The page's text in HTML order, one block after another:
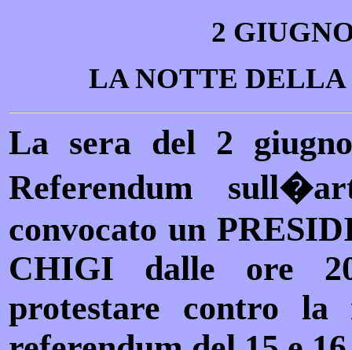
2
LA NOTTE
La sera del 2
Referendum
convocato un
CHIGI dalle ore
protestare contro la